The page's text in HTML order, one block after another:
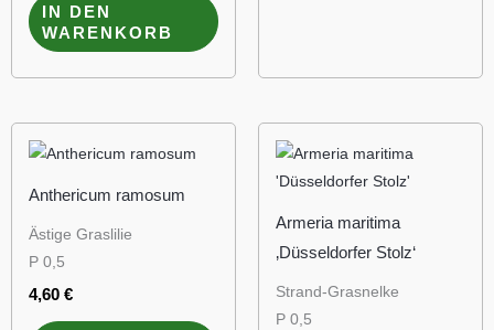
IN DEN
WARENKORB
Anthericum ramosum
Ästige Graslilie
P 0,5
4,60 €
Armeria maritima
‚Düsseldorfer Stolz‘
Strand-Grasnelke
P 0,5